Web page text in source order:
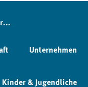
Unternehmen
Kinder & Jugendliche